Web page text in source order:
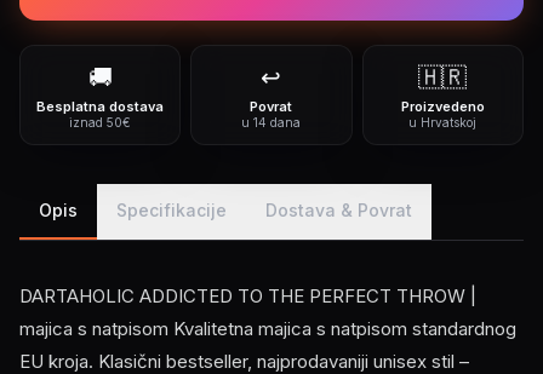
🚚
Besplatna dostava
iznad 50€
↩️
Povrat
u 14 dana
🇭🇷
Proizvedeno
u Hrvatskoj
Opis Specifikacije Dostava & Povrat
DARTAHOLIC ADDICTED TO THE PERFECT THROW |
majica s natpisom Kvalitetna majica s natpisom standardnog
EU kroja. Klasični bestseller, najprodavaniji unisex stil –